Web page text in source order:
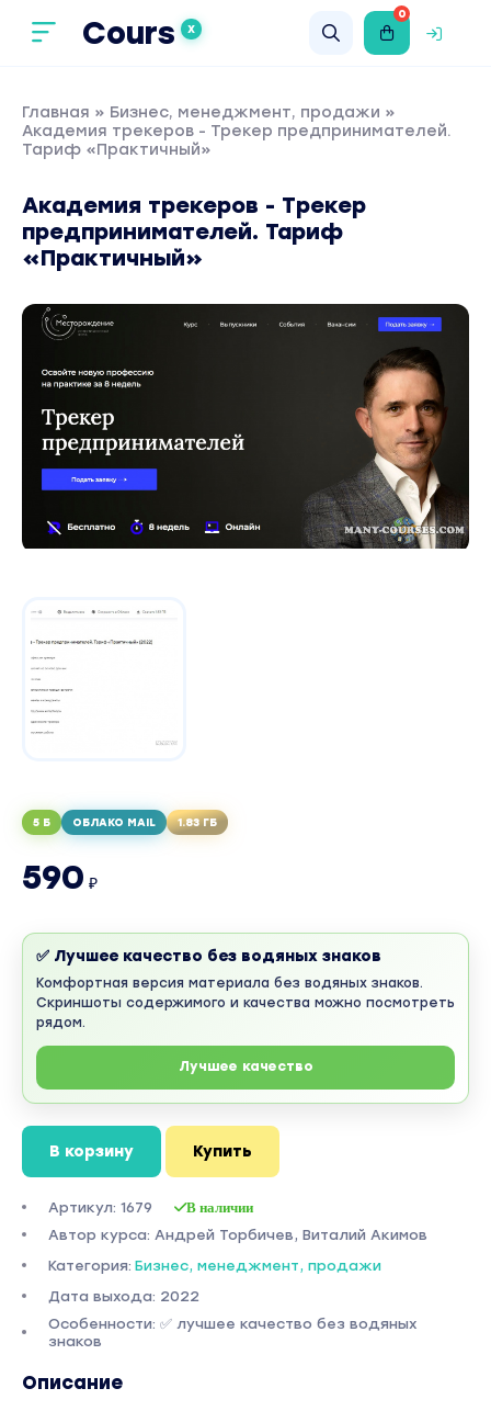
Cours X
0
Главная » Бизнес, менеджмент, продажи »
Академия трекеров - Трекер предпринимателей.
Тариф «Практичный»
Академия трекеров - Трекер
предпринимателей. Тариф
«Практичный»
5 Б ОБЛАКО MAIL 1.83 ГБ
590 ₽
✅ Лучшее качество без водяных знаков
Комфортная версия материала без водяных знаков.
Скриншоты содержимого и качества можно посмотреть
рядом.
Лучшее качество
В корзину Купить
Артикул: 1679 В наличии
Автор курса: Андрей Торбичев, Виталий Акимов
Категория: Бизнес, менеджмент, продажи
Дата выхода: 2022
Особенности: ✅ лучшее качество без водяных
знаков
Описание